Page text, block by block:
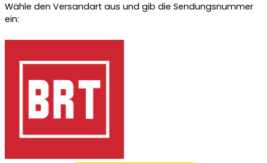
Wähle den Versandart aus und gib die Sendungsnummer
ein: